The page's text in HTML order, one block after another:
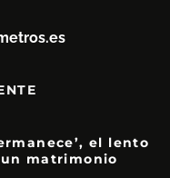
el lento
matrimonio